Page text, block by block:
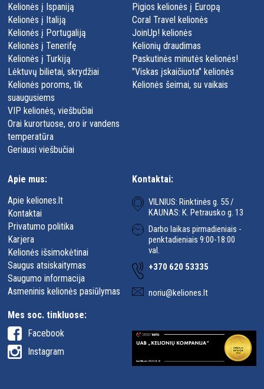
Kelionės į Ispaniją
Kelionės į Italiją
Kelionės į Portugaliją
Kelionės į Tenerifę
Kelionės į Turkiją
Lėktuvų bilietai, skrydžiai
Kelionės poroms, tik
suaugusiems
VIP kelionės, viešbučiai
Orai kurortuose, oro ir vandens
temperatūra
Geriausi viešbučiai
Pigios kelionės į Europą
Coral Travel kelionės
JoinUp! kelionės
Kelionių draudimas
Paskutinės minutės kelionės!
"Viskas įskaičiuota" kelionės
Kelionės šeimai, su vaikais
Kontaktai:
VILNIUS: Rinktinės g. 55 /
KAUNAS: K. Petrausko g. 13
Darbo laikas pirmadieniais -
penktadieniais 9:00-18:00
val.
+370 620 53335
noriu@keliones.lt
Apie mus:
Apie keliones.lt
Kontaktai
Privatumo politika
Karjera
Kelionės išsimokėtinai
Saugus atsiskaitymas
Saugumo informacija
Asmeninis kelionės pasiūlymas
Mes soc. tinkluose:
Facebook
Instagram